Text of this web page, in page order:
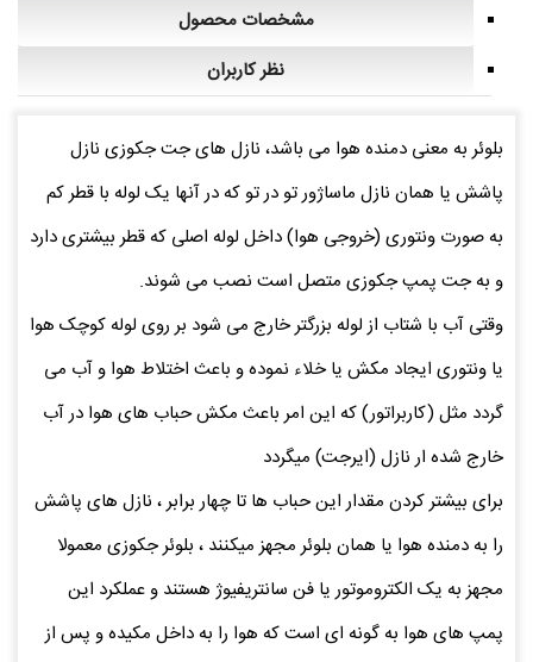
مشخصات محصول
نظر کاربران
بلوئر به معنی دمنده هوا می باشد، نازل های جت جکوزی نازل
پاشش یا همان نازل ماساژور تو در تو که در آنها یک لوله با قطر کم
به صورت ونتوری (خروجی هوا) داخل لوله اصلی که قطر بیشتری دارد
و به جت پمپ جکوزی متصل است نصب می شوند.
وقتی آب با شتاب از لوله بزرگتر خارج می شود بر روی لوله کوچک هوا
یا ونتوری ایجاد مکش یا خلاء نموده و باعث اختلاط هوا و آب می
گردد مثل (کاربراتور) که این امر باعث مکش حباب های هوا در آب
خارج شده ار نازل (ایرجت) میگردد
برای بیشتر کردن مقدار این حباب ها تا چهار برابر ، نازل های پاشش
را به دمنده هوا یا همان بلوئر مجهز میکنند ، بلوئر جکوزی معمولا
مجهز به یک الکتروموتور یا فن سانتریفیوژ هستند و عملکرد این
پمپ های هوا به گونه ای است که هوا را به داخل مکیده و پس از